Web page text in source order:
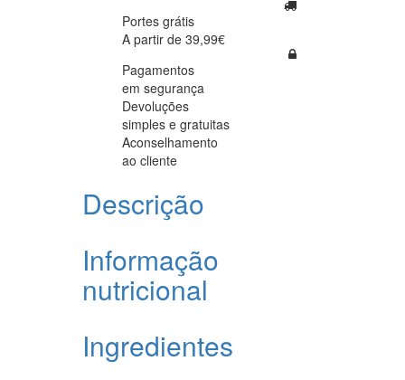
Portes grátis
A partir de 39,99€
Pagamentos
em segurança
Devoluções
simples e gratuitas
Aconselhamento
ao cliente
Descrição
Informação
nutricional
Ingredientes